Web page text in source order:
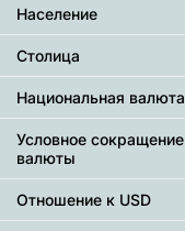
Население
Столица
Национальная валюта
Условное сокращение
валюты
Отношение к USD